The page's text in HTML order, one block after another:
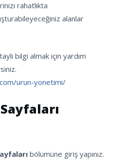
rahatlıkta
alanlar
bilgi almak için yardım
urun-yonetimi/
bölümüne giriş yapınız.